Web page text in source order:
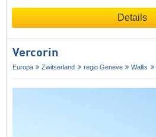
Details
Vercorin
Europa Zwitserland regio Geneve Wallis